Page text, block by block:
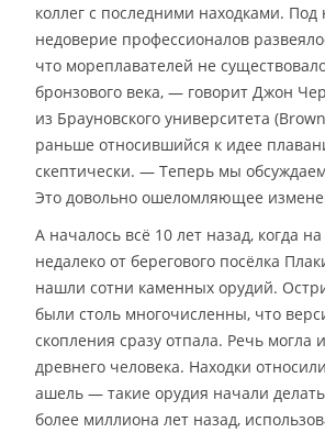
коллег с последними находками. Под
недоверие профессионалов
что мореплавателей не
бронзового века, — говорит Джон
из Брауновского университета
раньше относившийся к идее
скептически. — Теперь мы
Это довольно ошеломляющее
А началось всё 10 лет назад, когда
недалеко от берегового посёлка
нашли сотни каменных орудий.
были столь многочисленны, что
скопления сразу отпала. Речь могла
древнего человека. Находки
ашель — такие орудия начали делать
более миллиона лет назад,